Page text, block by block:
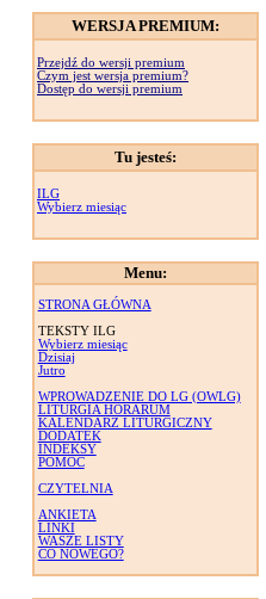
WERSJA PREMIUM:
Przejdź do wersji premium
Czym jest wersja premium?
Dostęp do wersji premium
Tu jesteś:
ILG
Wybierz miesiąc
Menu:
STRONA GŁÓWNA
TEKSTY ILG
Wybierz miesiąc
Dzisiaj
Jutro
WPROWADZENIE DO LG (OWLG)
LITURGIA HORARUM
KALENDARZ LITURGICZNY
DODATEK
INDEKSY
POMOC
CZYTELNIA
ANKIETA
LINKI
WASZE LISTY
CO NOWEGO?